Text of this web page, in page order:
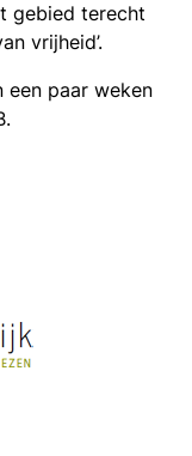
gebied terecht
vrijheid’.
een paar weken